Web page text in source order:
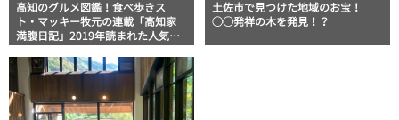
高知のグルメ図鑑！食べ歩きス
ト・マッキー牧元の連載「高知家
満腹日記」2019年読まれた人気記
土佐市で見つけた地域のお宝！
◯◯発祥の木を発見！？